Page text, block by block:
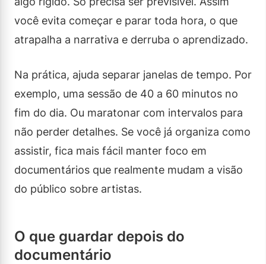
você evita começar e parar toda hora, o que
atrapalha a narrativa e derruba o aprendizado.
Na prática, ajuda separar janelas de tempo. Por
exemplo, uma sessão de 40 a 60 minutos no
fim do dia. Ou maratonar com intervalos para
não perder detalhes. Se você já organiza como
assistir, fica mais fácil manter foco em
documentários que realmente mudam a visão
do público sobre artistas.
O que guardar depois do
documentário